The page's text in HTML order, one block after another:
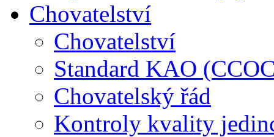
Chovatelství
Chovatelství
Standard KAO
Chovatelský řád
Kontroly kvality